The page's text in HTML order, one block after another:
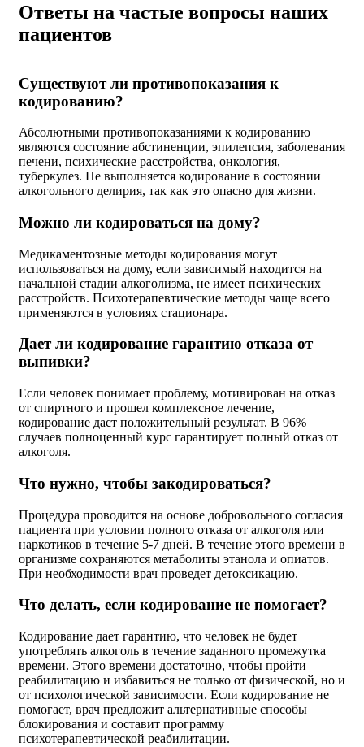
Ответы на частые вопросы наших
пациентов
Существуют ли противопоказания к
кодированию?
Абсолютными противопоказаниями к кодированию
являются состояние абстиненции, эпилепсия, заболевания
печени, психические расстройства, онкология,
туберкулез. Не выполняется кодирование в состоянии
алкогольного делирия, так как это опасно для жизни.
Можно ли кодироваться на дому?
Медикаментозные методы кодирования могут
использоваться на дому, если зависимый находится на
начальной стадии алкоголизма, не имеет психических
расстройств. Психотерапевтические методы чаще всего
применяются в условиях стационара.
Дает ли кодирование гарантию отказа от
выпивки?
Если человек понимает проблему, мотивирован на отказ
от спиртного и прошел комплексное лечение,
кодирование даст положительный результат. В 96%
случаев полноценный курс гарантирует полный отказ от
алкоголя.
Что нужно, чтобы закодироваться?
Процедура проводится на основе добровольного согласия
пациента при условии полного отказа от алкоголя или
наркотиков в течение 5-7 дней. В течение этого времени в
организме сохраняются метаболиты этанола и опиатов.
При необходимости врач проведет детоксикацию.
Что делать, если кодирование не помогает?
Кодирование дает гарантию, что человек не будет
употреблять алкоголь в течение заданного промежутка
времени. Этого времени достаточно, чтобы пройти
реабилитацию и избавиться не только от физической, но и
от психологической зависимости. Если кодирование не
помогает, врач предложит альтернативные способы
блокирования и составит программу
психотерапевтической реабилитации.